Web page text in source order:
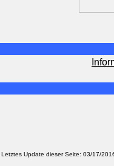
Letztes Update dieser Seite: 03/17/